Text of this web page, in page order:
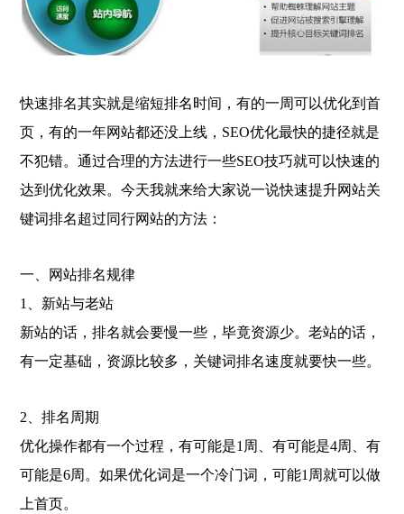
快速排名其实就是缩短排名时间，有的一周可以优化到首
页，有的一年网站都还没上线，SEO优化最快的捷径就是
不犯错。通过合理的方法进行一些SEO技巧就可以快速的
达到优化效果。今天我就来给大家说一说快速提升网站关
键词排名超过同行网站的方法：
一、网站排名规律
1、新站与老站
新站的话，排名就会要慢一些，毕竟资源少。老站的话，
有一定基础，资源比较多，关键词排名速度就要快一些。
2、排名周期
优化操作都有一个过程，有可能是1周、有可能是4周、有
可能是6周。如果优化词是一个冷门词，可能1周就可以做
上首页。